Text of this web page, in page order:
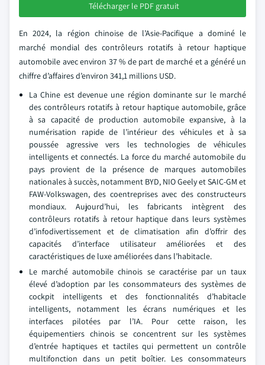
Télécharger le PDF gratuit
En 2024, la région chinoise de l’Asie-Pacifique a dominé le
marché mondial des contrôleurs rotatifs à retour haptique
automobile avec environ 37 % de part de marché et a généré un
chiffre d’affaires d’environ 341,1 millions USD.
La Chine est devenue une région dominante sur le marché
des contrôleurs rotatifs à retour haptique automobile, grâce
à sa capacité de production automobile expansive, à la
numérisation rapide de l’intérieur des véhicules et à sa
poussée agressive vers les technologies de véhicules
intelligents et connectés. La force du marché automobile du
pays provient de la présence de marques automobiles
nationales à succès, notamment BYD, NIO Geely et SAIC-GM et
FAW-Volkswagen, des coentreprises avec des constructeurs
mondiaux. Aujourd’hui, les fabricants intègrent des
contrôleurs rotatifs à retour haptique dans leurs systèmes
d’infodivertissement et de climatisation afin d’offrir des
capacités d’interface utilisateur améliorées et des
caractéristiques de luxe améliorées dans l’habitacle.
Le marché automobile chinois se caractérise par un taux
élevé d’adoption par les consommateurs des systèmes de
cockpit intelligents et des fonctionnalités d’habitacle
intelligents, notamment les écrans numériques et les
interfaces pilotées par l’IA. Pour cette raison, les
équipementiers chinois se concentrent sur les systèmes
d’entrée haptiques et tactiles qui permettent un contrôle
multifonction dans un petit boîtier. Les consommateurs